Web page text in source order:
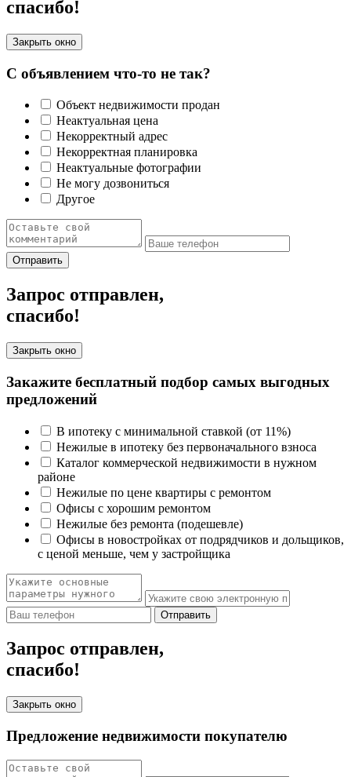
спасибо!
Закрыть окно
С объявлением что-то не так?
Объект недвижимости продан
Неактуальная цена
Некорректный адрес
Некорректная планировка
Неактуальные фотографии
Не могу дозвониться
Другое
Отправить
Запрос отправлен,
спасибо!
Закрыть окно
Закажите бесплатный подбор самых выгодных
предложений
В ипотеку с минимальной ставкой (от 11%)
Нежилые в ипотеку без первоначального взноса
Каталог коммерческой недвижимости в нужном
районе
Нежилые по цене квартиры с ремонтом
Офисы с хорошим ремонтом
Нежилые без ремонта (подешевле)
Офисы в новостройках от подрядчиков и дольщиков,
с ценой меньше, чем у застройщика
Отправить
Запрос отправлен,
спасибо!
Закрыть окно
Предложение недвижимости покупателю